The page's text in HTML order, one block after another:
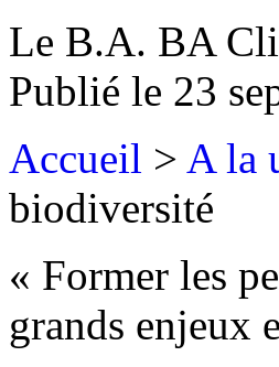
Le B.A. BA
Publié le 23
Accueil > A la
biodiversité
« Former les
grands enjeux